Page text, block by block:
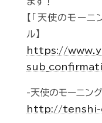
【「天使のモー
ル】
https://
-天使のモーニン
http://tenshi-